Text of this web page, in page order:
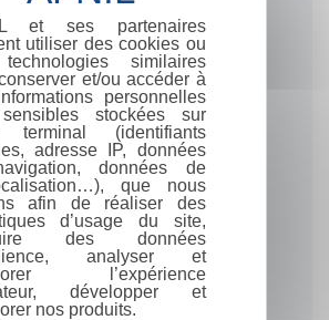
près-Bort
:
et ses partenaires
utiliser des cookies ou
similaires
et/ou accéder à
personnelles
stockées sur
terminal (identifiants
adresse IP, données
données de
que nous
afin de réaliser des
d’usage du site,
des données
analyser et
l’expérience
développer et
nos produits.